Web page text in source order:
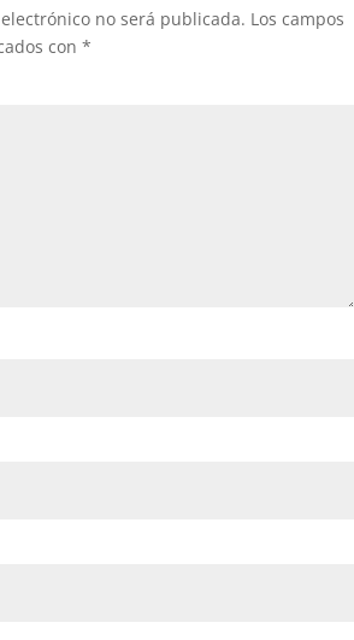
no será publicada. Los campos
con *